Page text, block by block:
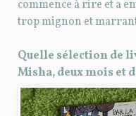
commence à rire et a
trop mignon et
Quelle sélection de
Misha, deux mois et